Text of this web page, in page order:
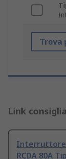
Trova
Link
Interruttore
RCDA 80A